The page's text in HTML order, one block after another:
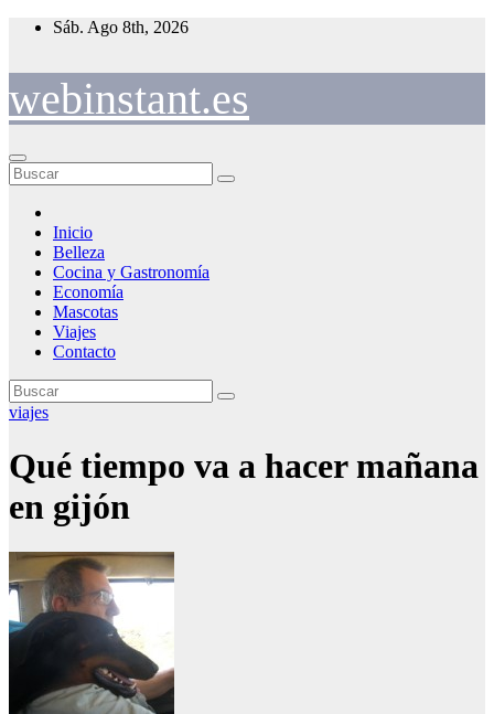
Saltar
Sáb. Ago 8th, 2026
webinstant.es
Inicio
Belleza
Cocina y Gastronomía
Economía
Mascotas
Viajes
Contacto
viajes
Qué tiempo va a hacer mañana
en gijón